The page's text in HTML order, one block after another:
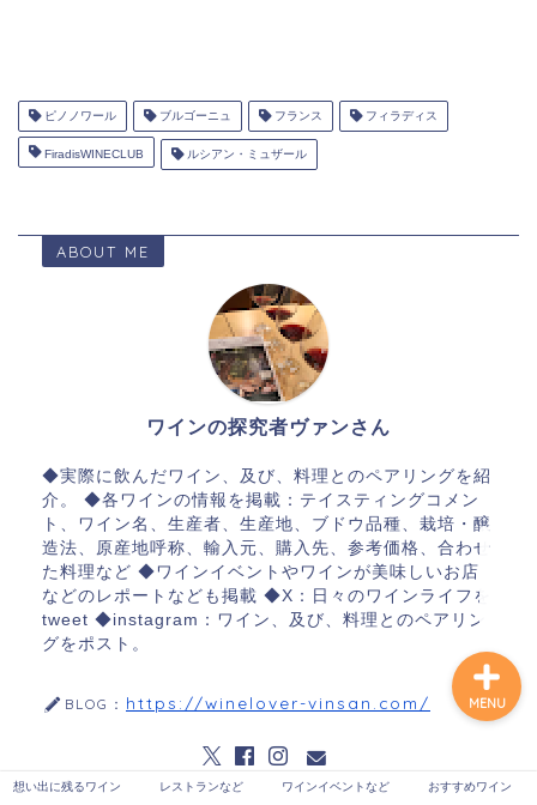
ピノノワール ブルゴーニュ フランス フィラディス
FiradisWINECLUB ルシアン・ミュザール
ABOUT ME
ワインの探究者ヴァンさん
◆実際に飲んだワイン、及び、料理とのペアリングを紹
介。 ◆各ワインの情報を掲載：テイスティングコメン
ト、ワイン名、生産者、生産地、ブドウ品種、栽培・醸
造法、原産地呼称、輸入元、購入先、参考価格、合わせ
た料理など ◆ワインイベントやワインが美味しいお店
などのレポートなども掲載 ◆X：日々のワインライフを
tweet ◆instagram：ワイン、及び、料理とのペアリン
グをポスト。
BLOG： https://winelover-vinsan.com/
想い出に残るワイン レストランなど ワインイベントなど おすすめワイン
MENU
想い出に残るワイン
レストランなど
ワインイベントなど
おすすめワイン